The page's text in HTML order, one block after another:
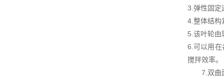
3.弹性固定
4.整体结构
5.该叶轮由
6.可以用在
搅拌效率。
7.双曲面